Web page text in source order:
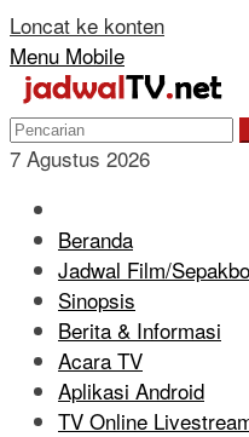
Loncat ke konten
Menu Mobile
7 Agustus 2026
Beranda
Jadwal Film/
Sinopsis
Berita & Informasi
Acara TV
Aplikasi Android
TV Online